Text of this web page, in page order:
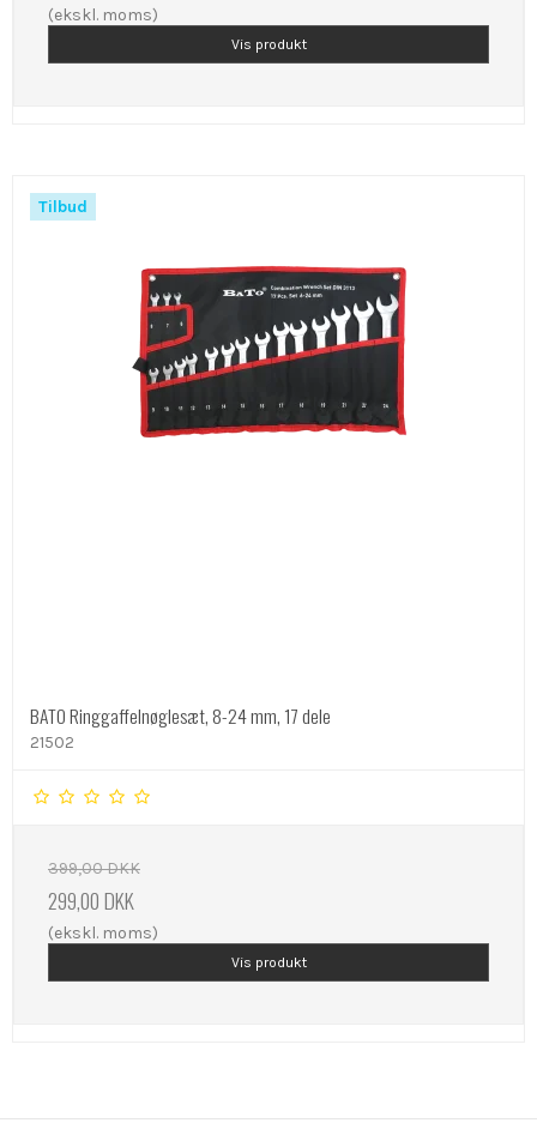
(ekskl. moms)
Vis produkt
Tilbud
BATO Ringgaffelnøglesæt, 8-24 mm, 17 dele
21502
399,00 DKK
299,00 DKK
(ekskl. moms)
Vis produkt